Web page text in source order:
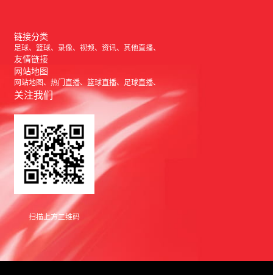
链接分类
足球 篮球 录像 视频 资讯 其他直播
友情链接
网站地图
网站地图 热门直播 篮球直播 足球直播
关注我们
扫描上方二维码